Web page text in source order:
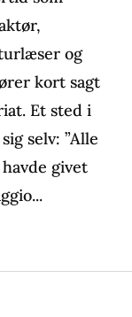
og
kort sagt
Et sted i
selv: ”Alle
givet